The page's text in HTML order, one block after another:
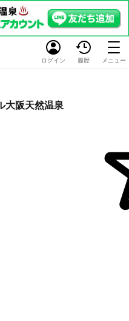
ログイン 履歴 メニュー
大阪天然温泉